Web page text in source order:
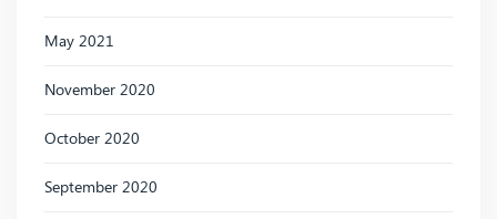
May 2021
November 2020
October 2020
September 2020